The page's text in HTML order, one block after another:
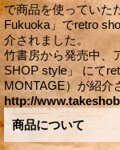
で商品を使っていた
Fukuoka」でretro
介されました。
竹書房から発売中、
SHOP style」 にて
MONTAGE）が紹介
http://
商品について